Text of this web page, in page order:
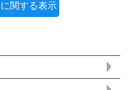
関する表示